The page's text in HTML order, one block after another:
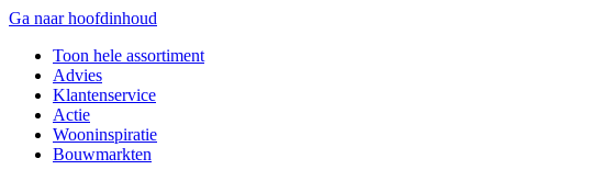
Ga naar hoofdinhoud
Toon hele assortiment
Advies
Klantenservice
Actie
Wooninspiratie
Bouwmarkten